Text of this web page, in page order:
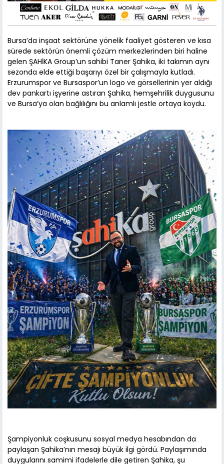
Bursa’da inşaat sektörüne yönelik faaliyet gösteren ve kısa
sürede sektörün önemli çözüm merkezlerinden biri haline
gelen ŞAHİKA Group’un sahibi Taner Şahika, iki takımın aynı
sezonda elde ettiği başarıyı özel bir çalışmayla kutladı.
Erzurumspor ve Bursaspor’un logo ve görsellerinin yer aldığı
dev pankartı işyerine astıran Şahika, hemşehrilik duygusunu
ve Bursa’ya olan bağlılığını bu anlamlı jestle ortaya koydu.
Şampiyonluk coşkusunu sosyal medya hesabından da
paylaşan Şahika’nın mesajı büyük ilgi gördü. Paylaşımında
duygularını samimi ifadelerle dile getiren Şahika, şu